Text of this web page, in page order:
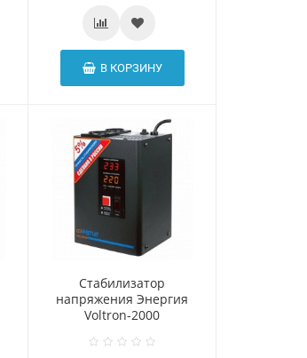
В КОРЗИНУ
Стабилизатор
напряжения Энергия
Voltron-2000